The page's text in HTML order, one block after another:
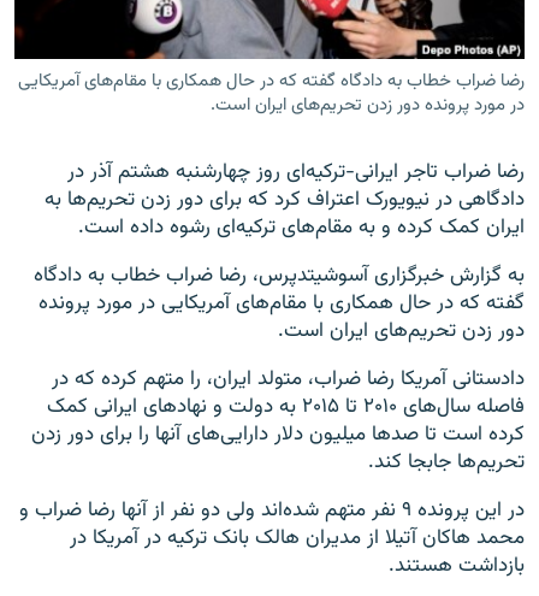
زبان‌های دیگر
رضا ضراب خطاب به دادگاه گفته که در حال همکاری با مقام‌‌های آمریکایی
در مورد پرونده دور زدن تحریم‌های ایران است.
رضا ضراب تاجر ایرانی-ترکیه‌ای روز چهارشنبه هشتم آذر در
دادگاهی در نیویورک اعتراف کرد که برای دور زدن تحریم‌ها به
ایران کمک کرده و به مقام‌های ترکیه‌ای رشوه داده است.
به گزارش خبرگزاری آسوشیتدپرس، رضا ضراب خطاب به دادگاه
گفته که در حال همکاری با مقام‌‌های آمریکایی در مورد پرونده
دور زدن تحریم‌های ایران است.
دادستانی آمریکا رضا ضراب، متولد ایران، را متهم کرده که در
فاصله سال‌های ۲۰۱۰ تا ۲۰۱۵ به دولت و نهادهای ایرانی کمک
کرده است تا صدها میلیون دلار دارایی‌های آنها را برای دور زدن
تحریم‌ها جابجا کند.
در این پرونده ۹ نفر متهم شده‌اند ولی دو نفر از آنها رضا ضراب و
محمد هاکان آتیلا از مدیران هالک بانک ترکیه در آمریکا در
بازداشت هستند.